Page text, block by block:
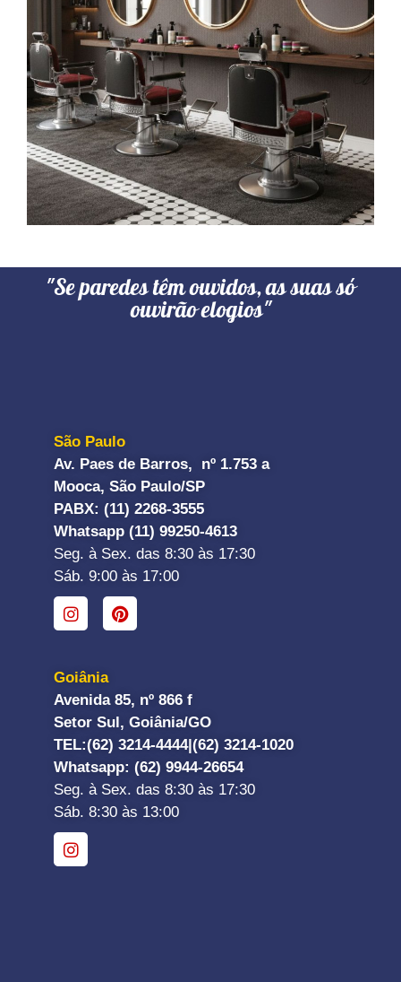
"Se paredes têm ouvidos, as suas só
ouvirão elogios"
São Paulo
Av. Paes de Barros, nº 1.753 a
Mooca, São Paulo/SP
PABX: (11) 2268-3555
Whatsapp (11) 99250-4613
Seg. à Sex. das 8:30 às 17:30
Sáb. 9:00 às 17:00
Goiânia
Avenida 85, nº 866 f
Setor Sul, Goiânia/GO
TEL:(62) 3214-4444|(62) 3214-1020
Whatsapp: (62) 9944-26654
Seg. à Sex. das 8:30 às 17:30
Sáb. 8:30 às 13:00